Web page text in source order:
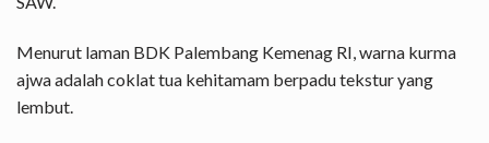
Menurut laman BDK Palembang Kemenag RI, warna kurma
ajwa adalah coklat tua kehitamam berpadu tekstur yang
lembut.